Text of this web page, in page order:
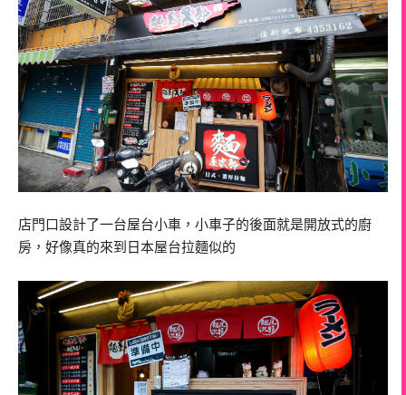
店門口設計了一台屋台小車，小車子的後面就是開放式的廚
房，好像真的來到日本屋台拉麵似的